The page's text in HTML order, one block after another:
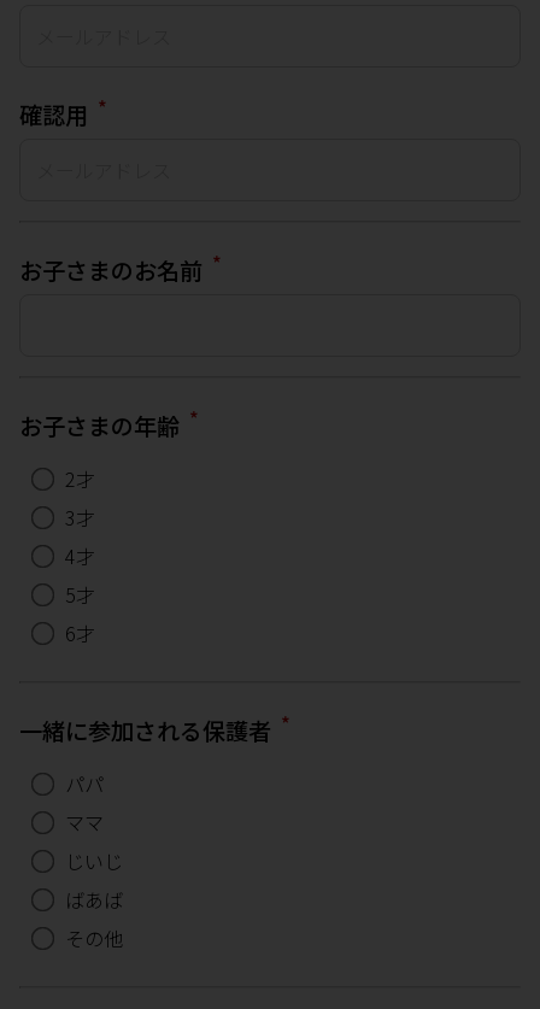
確認用 *
お子さまのお名前 *
お子さまの年齢 *
2才
3才
4才
5才
6才
一緒に参加される保護者 *
パパ
ママ
じいじ
ばあば
その他